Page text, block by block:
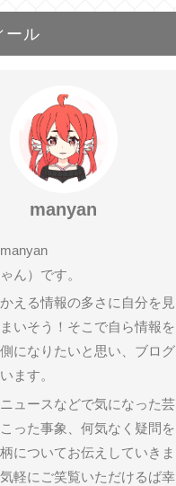
ール
manyan
ん）です。
える情報の多さに自分を見
いそう！そこで自ら情報を
になりたいと思い、ブログ
ます。
ュースなどで気になった芸
った事象、何気なく疑問を
についてお伝えしていきま
軽にご笑覧いただけるば幸